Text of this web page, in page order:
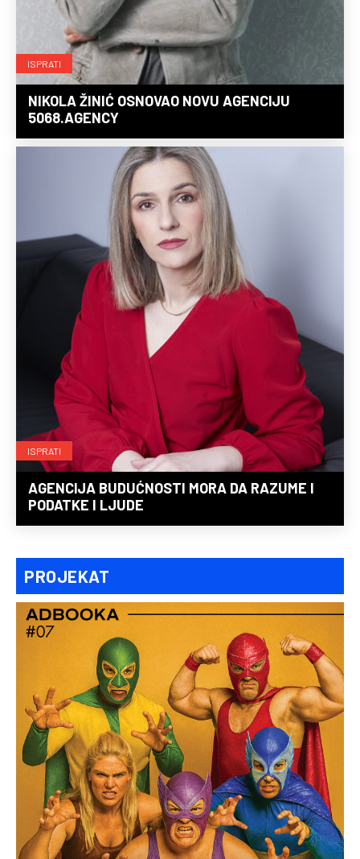
ISPRATI
NIKOLA ŽINIĆ OSNOVAO NOVU AGENCIJU
5068.AGENCY
ISPRATI
AGENCIJA BUDUĆNOSTI MORA DA RAZUME I
PODATKE I LJUDE
PROJEKAT